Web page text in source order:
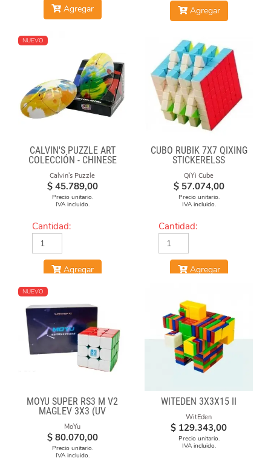
Agregar Agregar
NUEVO
CALVIN'S PUZZLE ART
COLECCIÓN - CHINESE
OPERA FACE-OFF CUBE
(GRAFFITI CAMO)
Calvin's Puzzle
$ 45.789,00
Precio unitario.
IVA incluido.
Cantidad:
Agregar
CUBO RUBIK 7X7 QIXING
STICKERELSS
QiYi Cube
$ 57.074,00
Precio unitario.
IVA incluido.
Cantidad:
Agregar
NUEVO
MOYU SUPER RS3 M V2
MAGLEV 3X3 (UV
COATED)
MoYu
$ 80.070,00
Precio unitario.
IVA incluido.
WITEDEN 3X3X15 II
WitEden
$ 129.343,00
Precio unitario.
IVA incluido.